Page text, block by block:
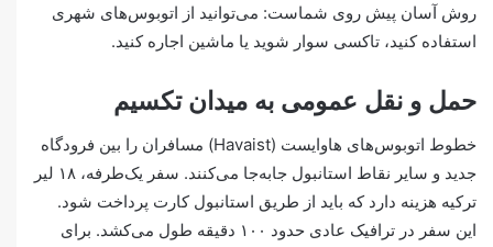
روش آسان پیش روی شماست: می‌توانید از اتوبوس‌های شهری
استفاده کنید، تاکسی سوار شوید یا ماشین اجاره کنید.
حمل و نقل عمومی به میدان تکسیم
خطوط اتوبوس‌های هاوایست (Havaist) مسافران را بین فرودگاه
جدید و سایر نقاط استانبول جابه‌جا می‌کنند. سفر یک‌طرفه، ۱۸ لیر
ترکیه هزینه دارد که باید از طریق استانبول کارت پرداخت شود.
این سفر در ترافیک عادی حدود ۱۰۰ دقیقه طول می‌کشد. برای